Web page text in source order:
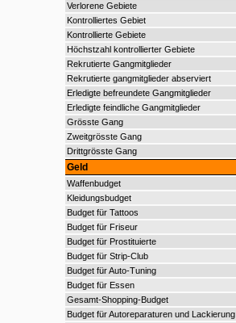
Verlorene Gebiete
Kontrolliertes Gebiet
Kontrollierte Gebiete
Höchstzahl kontrollierter Gebiete
Rekrutierte Gangmitglieder
Rekrutierte gangmitglieder abserviert
Erledigte befreundete Gangmitglieder
Erledigte feindliche Gangmitglieder
Grösste Gang
Zweitgrösste Gang
Drittgrösste Gang
Geld
Waffenbudget
Kleidungsbudget
Budget für Tattoos
Budget für Friseur
Budget für Prostituierte
Budget für Strip-Club
Budget für Auto-Tuning
Budget für Essen
Gesamt-Shopping-Budget
Budget für Autoreparaturen und Lackierung